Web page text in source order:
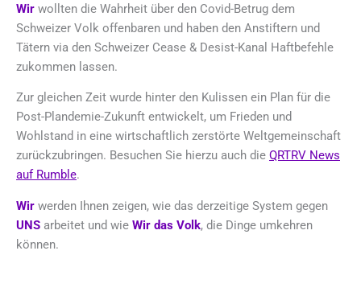
Wir wollten die Wahrheit über den Covid-Betrug dem
Schweizer Volk offenbaren und haben den Anstiftern und
Tätern via den Schweizer Cease & Desist-Kanal Haftbefehle
zukommen lassen.
Zur gleichen Zeit wurde hinter den Kulissen ein Plan für die
Post-Plandemie-Zukunft entwickelt, um Frieden und
Wohlstand in eine wirtschaftlich zerstörte Weltgemeinschaft
zurückzubringen. Besuchen Sie hierzu auch die QRTRV News
auf Rumble.
Wir werden Ihnen zeigen, wie das derzeitige System gegen
UNS arbeitet und wie Wir das Volk, die Dinge umkehren
können.